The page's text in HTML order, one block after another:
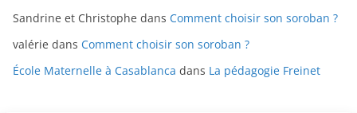
Sandrine et Christophe dans Comment choisir son soroban ?
valérie dans Comment choisir son soroban ?
École Maternelle à Casablanca dans La pédagogie Freinet